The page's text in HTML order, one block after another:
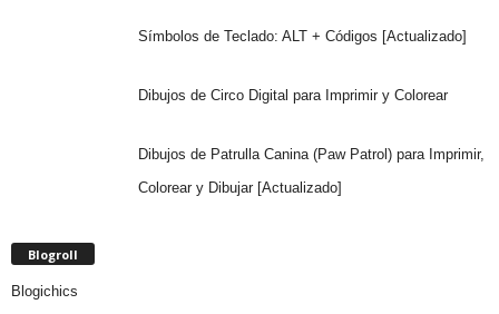
Símbolos de Teclado: ALT + Códigos [Actualizado]
Dibujos de Circo Digital para Imprimir y Colorear
Dibujos de Patrulla Canina (Paw Patrol) para Imprimir,
Colorear y Dibujar [Actualizado]
Blogroll
Blogichics